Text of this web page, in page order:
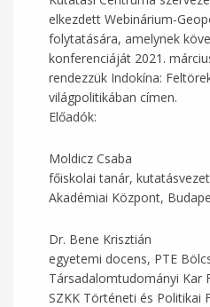
elkezdett Webinárium-
folytatására, amelynek
konferenciáját 2021.
rendezzük Indokína:
világpolitikában címen.
Előadók:
Moldicz Csaba
főiskolai tanár,
Akadémiai Központ,
Dr. Bene Krisztián
egyetemi docens, PTE
Társadalomtudományi Kar
SZKK Történeti és Politikai